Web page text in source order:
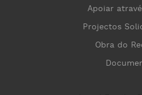
Apoiar
Projectos
Obra do